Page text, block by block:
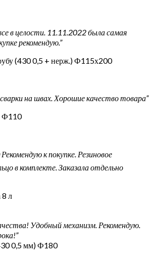
в целости. 11.11.2022 была самая
рекомендую.”
(430 0,5 + нерж.) Ф115х200
на швах. Хорошие качество товара”
Ф110
к покупке. Резиновое
в комплекте. Заказала отдельно
8 л
Удобный механизм. Рекомендую.
0,5 мм) Ф180